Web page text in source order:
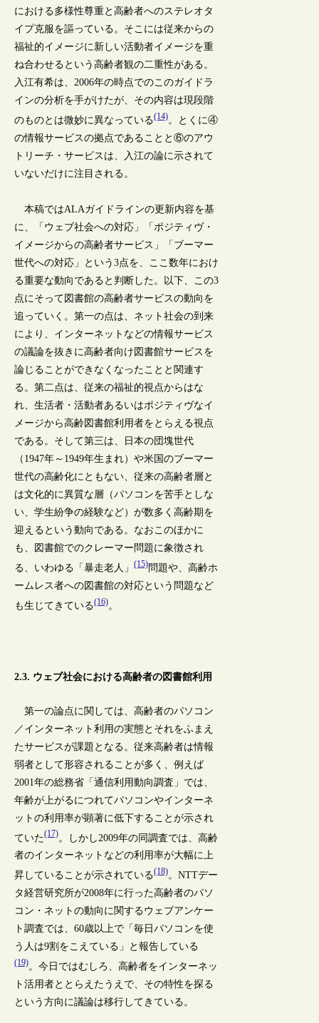
における多様性尊重と高齢者へのステレオタ
イプ克服を謳っている。そこには従来からの
福祉的イメージに新しい活動者イメージを重
ね合わせるという高齢者観の二重性がある。
入江有希は、2006年の時点でのこのガイドラ
インの分析を手がけたが、その内容は現段階
のものとは微妙に異なっている(14)。とくに④
の情報サービスの拠点であることと⑥のアウ
トリーチ・サービスは、入江の論に示されて
いないだけに注目される。
本稿ではALAガイドラインの更新内容を基
に、「ウェブ社会への対応」「ポジティヴ・
イメージからの高齢者サービス」「ブーマー
世代への対応」という3点を、ここ数年におけ
る重要な動向であると判断した。以下、この3
点にそって図書館の高齢者サービスの動向を
追っていく。第一の点は、ネット社会の到来
により、インターネットなどの情報サービス
の議論を抜きに高齢者向け図書館サービスを
論じることができなくなったことと関連す
る。第二点は、従来の福祉的視点からはな
れ、生活者・活動者あるいはポジティヴなイ
メージから高齢図書館利用者をとらえる視点
である。そして第三は、日本の団塊世代
（1947年～1949年生まれ）や米国のブーマー
世代の高齢化にともない、従来の高齢者層と
は文化的に異質な層（パソコンを苦手としな
い、学生紛争の経験など）が数多く高齢期を
迎えるという動向である。なおこのほかに
も、図書館でのクレーマー問題に象徴され
る、いわゆる「暴走老人」(15)問題や、高齢ホ
ームレス者への図書館の対応という問題など
も生じてきている(16)。
2.3. ウェブ社会における高齢者の図書館利用
第一の論点に関しては、高齢者のパソコン
／インターネット利用の実態とそれをふまえ
たサービスが課題となる。従来高齢者は情報
弱者として形容されることが多く、例えば
2001年の総務省「通信利用動向調査」では、
年齢が上がるにつれてパソコンやインターネ
ットの利用率が顕著に低下することが示され
ていた(17)。しかし2009年の同調査では、高齢
者のインターネットなどの利用率が大幅に上
昇していることが示されている(18)。NTTデー
タ経営研究所が2008年に行った高齢者のパソ
コン・ネットの動向に関するウェブアンケー
ト調査では、60歳以上で「毎日パソコンを使
う人は9割をこえている」と報告している
(19)。今日ではむしろ、高齢者をインターネッ
ト活用者ととらえたうえで、その特性を探る
という方向に議論は移行してきている。